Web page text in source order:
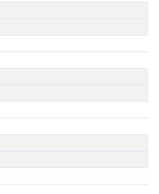
Витебск - остановка